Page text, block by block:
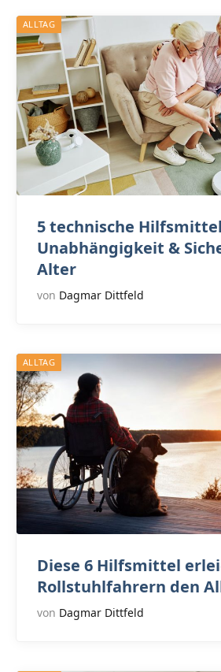
ALLTAG
5 technische
Unabhängigkeit &
Alter
von Dagmar Dittfeld
ALLTAG
Diese 6 Hilfsmittel
Rollstuhlfahrern den
von Dagmar Dittfeld